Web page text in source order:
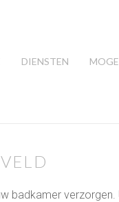
DIENSTEN
badkamer